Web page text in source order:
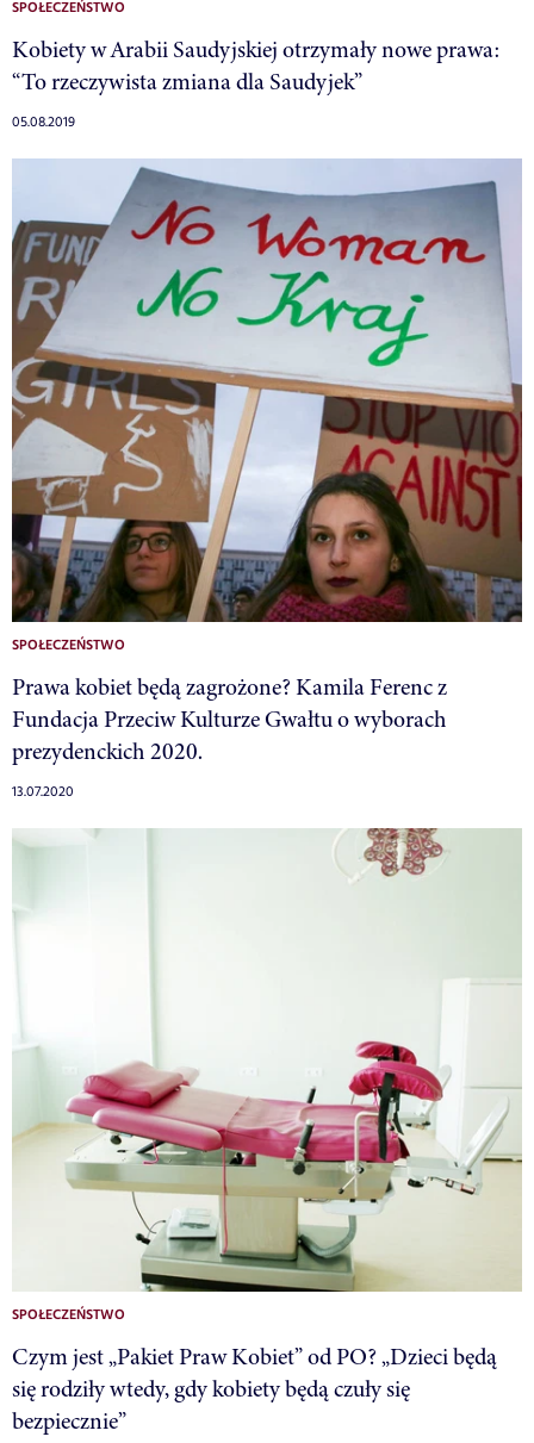
SPOŁECZEŃSTWO
Kobiety w Arabii Saudyjskiej otrzymały nowe prawa:
“To rzeczywista zmiana dla Saudyjek”
05.08.2019
SPOŁECZEŃSTWO
Prawa kobiet będą zagrożone? Kamila Ferenc z
Fundacja Przeciw Kulturze Gwałtu o wyborach
prezydenckich 2020.
13.07.2020
SPOŁECZEŃSTWO
Czym jest „Pakiet Praw Kobiet” od PO? „Dzieci będą
się rodziły wtedy, gdy kobiety będą czuły się
bezpiecznie”